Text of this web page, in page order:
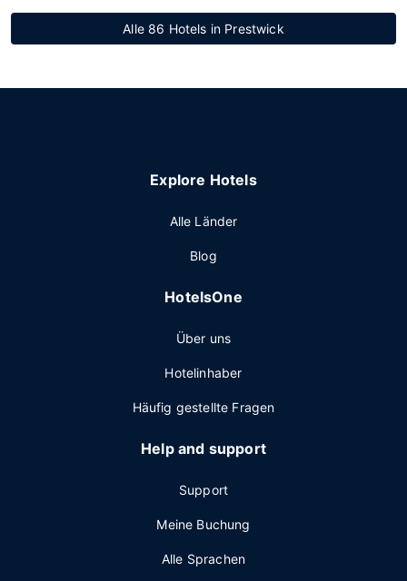
Alle 86 Hotels in Prestwick
Explore Hotels
Alle Länder
Blog
HotelsOne
Über uns
Hotelinhaber
Häufig gestellte Fragen
Help and support
Support
Meine Buchung
Alle Sprachen